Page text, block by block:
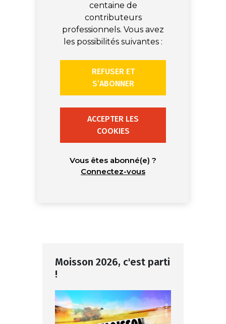
centaine de
contributeurs
professionnels. Vous avez
les possibilités suivantes :
REFUSER ET
S’ABONNER
ACCEPTER LES
COOKIES
Vous êtes abonné(e) ?
Connectez-vous
Moisson 2026, c'est parti
!